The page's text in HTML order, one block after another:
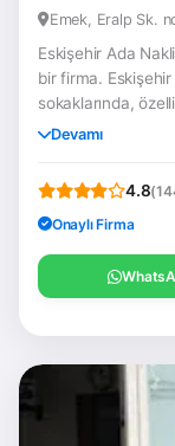
Emek, Eralp Sk.
Eskişehir Ada
bir firma.
sokaklarında,
Devamı
4.8
Onaylı Firma